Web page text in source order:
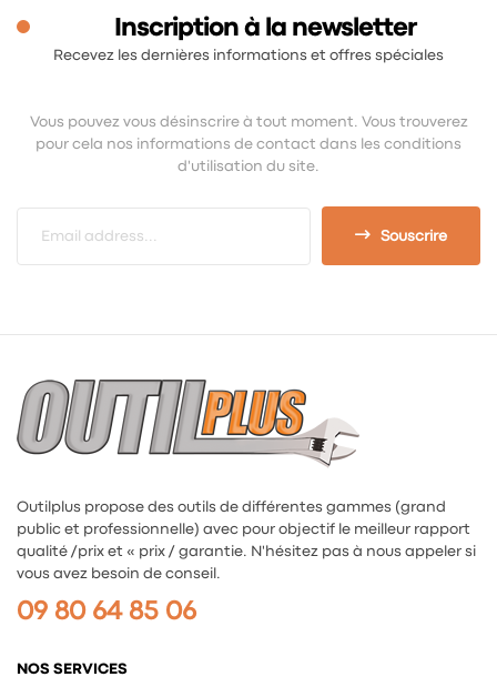
Inscription à la newsletter
Recevez les dernières informations et offres spéciales
Vous pouvez vous désinscrire à tout moment. Vous trouverez
pour cela nos informations de contact dans les conditions
d'utilisation du site.
Souscrire
Outilplus propose des outils de différentes gammes (grand
public et professionnelle) avec pour objectif le meilleur rapport
qualité /prix et « prix / garantie. N'hésitez pas à nous appeler si
vous avez besoin de conseil.
09 80 64 85 06
NOS SERVICES